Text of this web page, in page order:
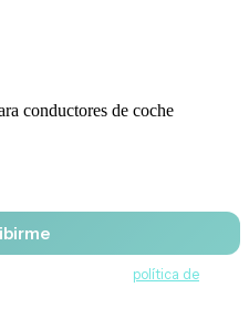
conductores de coche
política de